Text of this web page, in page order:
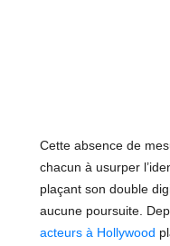
Cette absence de
chacun à usurper
plaçant son double
aucune poursuite.
acteurs à Hollywood